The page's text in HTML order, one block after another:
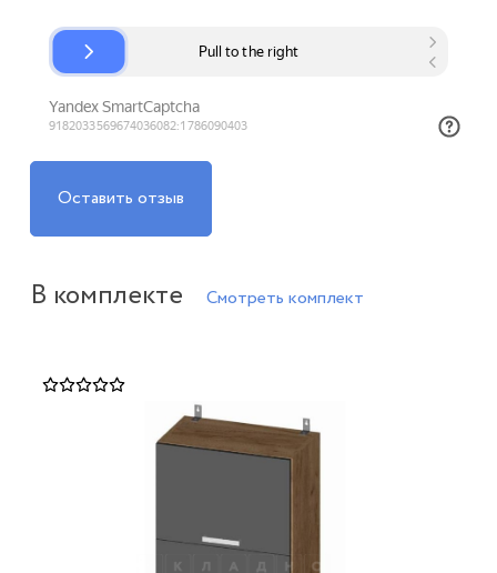
Оставить отзыв
В комплекте Смотреть комплект